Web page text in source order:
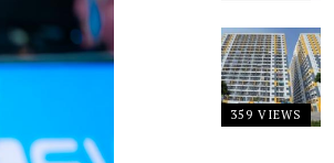
359 VIEWS